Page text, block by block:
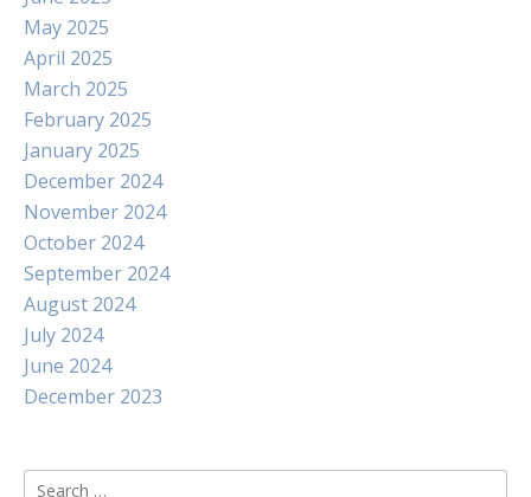
May 2025
April 2025
March 2025
February 2025
January 2025
December 2024
November 2024
October 2024
September 2024
August 2024
July 2024
June 2024
December 2023
Search